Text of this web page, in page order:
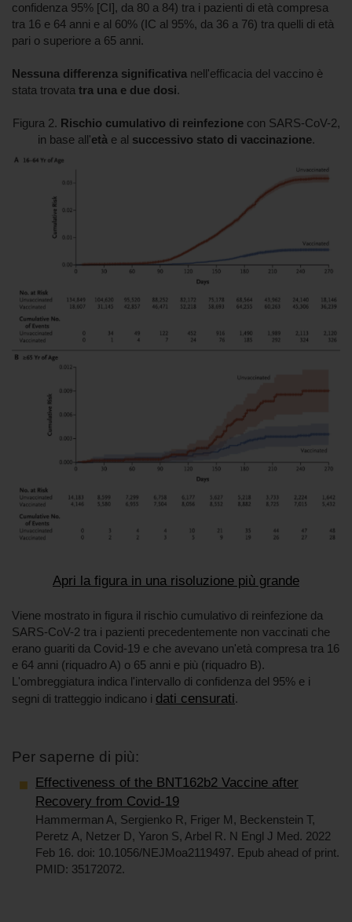
confidenza 95% [CI], da 80 a 84) tra i pazienti di età compresa
tra 16 e 64 anni e al 60% (IC al 95%, da 36 a 76) tra quelli di età
pari o superiore a 65 anni.
Nessuna differenza significativa nell'efficacia del vaccino è
stata trovata tra una e due dosi.
Figura 2. Rischio cumulativo di reinfezionecon SARS-CoV-2,
in base all'etàe al successivo stato di vaccinazione.
Apri la figura in una risoluzione più grande
Viene mostrato in figura il rischio cumulativo di reinfezione da
SARS-CoV-2 tra i pazienti precedentemente non vaccinati che
erano guariti da Covid-19 e che avevano un'età compresa tra 16
e 64 anni (riquadro A) o 65 anni e più (riquadro B).
L'ombreggiatura indica l'intervallo di confidenza del 95% e i
segni di tratteggio indicano i dati censurati.
Per saperne di più:
Effectiveness of the BNT162b2 Vaccine after
Recovery from Covid-19
Hammerman A, Sergienko R, Friger M, Beckenstein T,
Peretz A, Netzer D, Yaron S, Arbel R. N Engl J Med. 2022
Feb 16. doi: 10.1056/NEJMoa2119497. Epub ahead of print.
PMID: 35172072.